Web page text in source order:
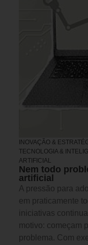
INOVAÇÃO &
TECNOLOGIA &
ARTIFICIAL
Nem todo
artificial
A pressão para
em praticamente
iniciativas
motivo: começam
problema. Com